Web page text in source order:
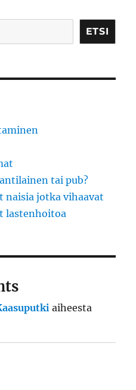
ETSI
tai pub?
naisia jotka vihaavat
lastenhoitoa
aiheesta